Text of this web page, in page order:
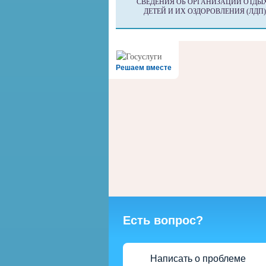
СВЕДЕНИЯ ОБ ОРГАНИЗАЦИИ
ДЕТЕЙ И ИХ ОЗДОРОВЛЕНИЯ (ЛДП)
Решаем вместе
Есть вопрос?
Написать о проблеме